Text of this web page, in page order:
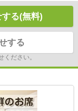
る(無料)
する
ださい。